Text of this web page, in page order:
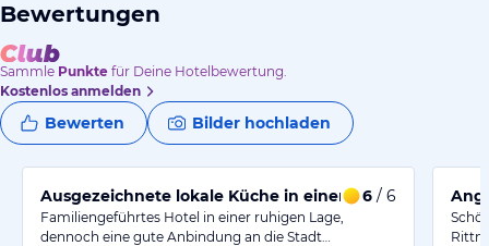
Bewertungen
Sammle Punkte für Deine Hotelbewertung.
Kostenlos anmelden
Bewerten Bilder hochladen
Ausgezeichnete lokale Küche in einem geräumigen
6 / 6
Familiengeführtes Hotel in einer ruhigen Lage,
dennoch eine gute Anbindung an die Stadt…